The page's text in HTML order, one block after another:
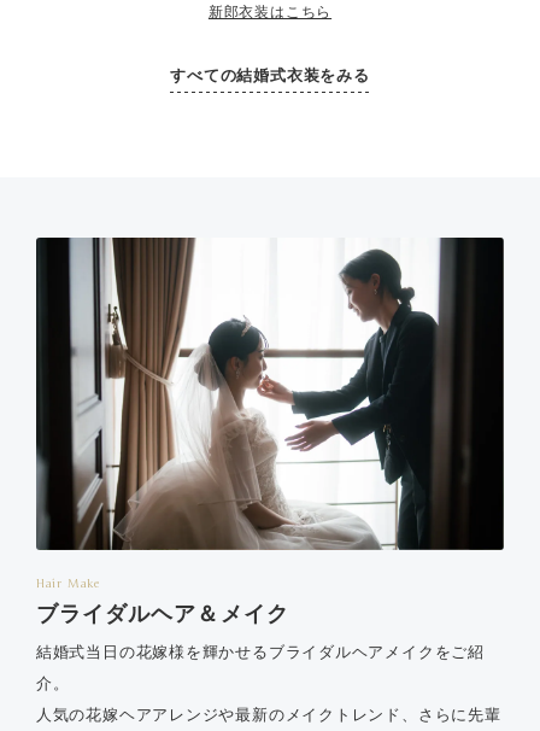
新郎衣装はこちら
すべての結婚式衣装をみる
Hair Make
ブライダルヘア＆メイク
結婚式当日の花嫁様を輝かせるブライダルヘアメイクをご紹
介。
人気の花嫁ヘアアレンジや最新のメイクトレンド、さらに先輩